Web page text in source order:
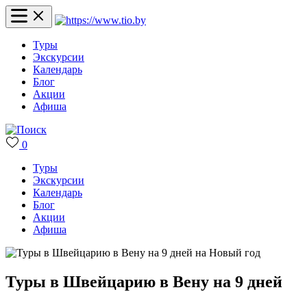
Туры
Экскурсии
Календарь
Блог
Акции
Афиша
0
Туры
Экскурсии
Календарь
Блог
Акции
Афиша
Туры в Швейцарию в Вену на 9 дней